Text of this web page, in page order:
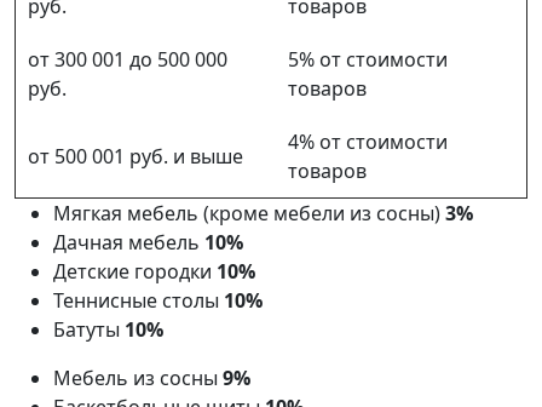
руб.
товаров
от 300 001 до 500 000
руб.
5% от стоимости
товаров
от 500 001 руб. и выше
4% от стоимости
товаров
Мягкая мебель (кроме мебели из сосны)3%
Дачная мебель 10%
Детские городки 10%
Теннисные столы 10%
Батуты 10%
Мебель из сосны 9%